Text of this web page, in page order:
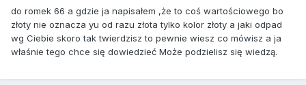
do romek 66 a gdzie ja napisałem ,że to coś wartościowego bo
złoty nie oznacza yu od razu złota tylko kolor złoty a jaki odpad
wg Ciebie skoro tak twierdzisz to pewnie wiesz co mówisz a ja
właśnie tego chce się dowiedzieć Może podzielisz się wiedzą.